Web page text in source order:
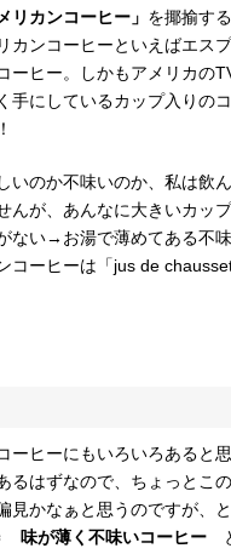
リカンコーヒー」 を揶揄す
カンコーヒーといえばエス
ーヒー。しかもアメリカの
手にしているカップ入りの
いのか不味いのか、私は飲
んが、あんなに大きいカッ
ない→お湯で薄めてある不
ーヒーは「jus de
ーヒーにもいろいろあると
るはずなので、ちょっとこ
見かなぁと思うのですが、
が薄く不味いコーヒー